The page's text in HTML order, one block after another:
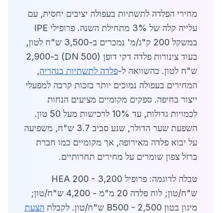
מחירי הפלדה לתשתיות בעפולה יציבים יחסית, עם
עלייה קלה של 3% מתחילת השנה. פרופילי IPE
במשקל 200 ק"ג/מ' נמכרים ב-3,500 ש"ח לטון,
בעוד צינורות פלדה דקי דופן (DN 500) ב-2,900
ש"ח לטון. בהשוואה ל-פלדה לתשתיות בנהריה,
המחירים בעפולה נמוכים יותר בזכות קרבה למפעלי
ייצור בחיפה. ספקים מקומיים מציעים הנחות
לכמויות גדולות, עד 10% לרכישות מעל 50 טון.
השפעת שער הדולר, שנע סביב 3.7 ש"ח, משפיעה
על יבוא פלדה מאירופה, אך מקומיים כמו חברת
ברזל צפון שומרים על מחירים תחרותיים.
טבלה לדוגמה: פרופיל HEA 200 - 3,200
ש"ח/טון; לוח פלדה 20 מ"מ - 4,200 ש"ח/טון;
מיגון בטון B500 - 2,500 ש"ח/טון. לקבלת
הצעת